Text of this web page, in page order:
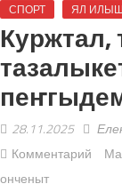
СПОРТ ЯЛ ИЛЫШ
28.11.2025
Комментарий
онченыт